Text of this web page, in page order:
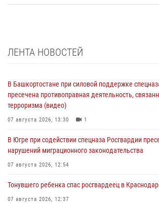
ЛЕНТА НОВОСТЕЙ
В Башкортостане при силовой поддержке
пресечена противоправная деятельность,
терроризма (видео)
07 августа 2026, 13:30 1
В Югре при содействии спецназа Росгвардии
нарушений миграционного законодательства
07 августа 2026, 12:54
Тонувшего ребенка спас росгвардеец в
07 августа 2026, 12:37